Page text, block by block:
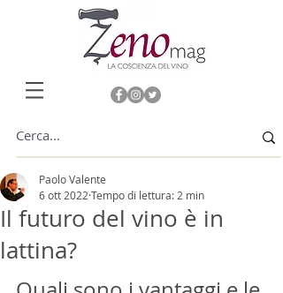
Il futuro del vino è in
lattina?
Paolo Valente
6 ott 2022 Tempo di lettura: 2 min